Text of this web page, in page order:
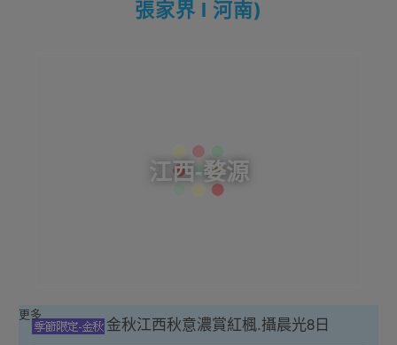
張家界 l 河南)
江西-婺源
金秋江西秋意濃賞紅楓.攝晨光8日
更多